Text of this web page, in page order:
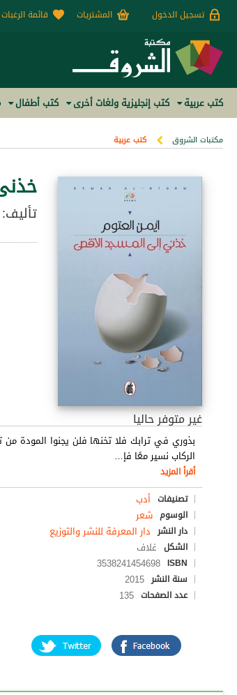
تسجيل الدخول المشتريات قائمة الرغبات
كتب عربية كتب إنجليزية ولغات أخرى كتب أطفال
مكتبات الشروق كتب عربية
تأليف:
غير متوفر حاليا
بذوري في ترابك فلا تخنها فلن يجنوا المودة
الركاب نسير معًا فإ…
أقرأ المزيد
تصنيفات أدب
الوسوم شعر
دار النشر دار المعرفة للنشر والتوزيع
الشكل غلاف
ISBN
3538241454698
سنة النشر 2015
عدد الصفحات 135